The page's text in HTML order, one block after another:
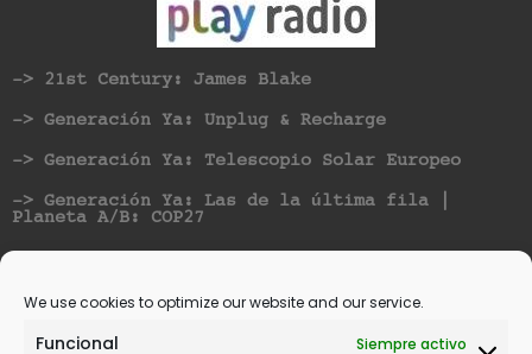
We use cookies to optimize our website and our service.
Funcional Siempre activo
-> 21st Century: James Blake
-> Generación Ya: Unplug & Recharge
-> Generación Ya: Telescopio Solar Europeo
-> Generación Ya: Las de la última fila |
Planeta A/B: COP27
Vicious Music Awards